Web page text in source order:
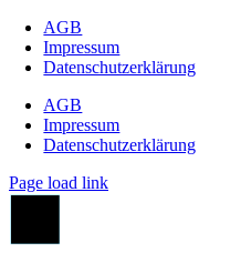
AGB
Impressum
Datenschutzerklärung
AGB
Impressum
Datenschutzerklärung
Page load link
Go
Top